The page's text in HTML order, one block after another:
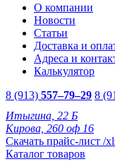
О компании
Новости
Статьи
Доставка и
Адреса и
Калькулятор
8 (913) 557–79–29 8
Итыгина, 22 Б
Кирова, 260 оф 16
Скачать прайс-лист /
Каталог товаров